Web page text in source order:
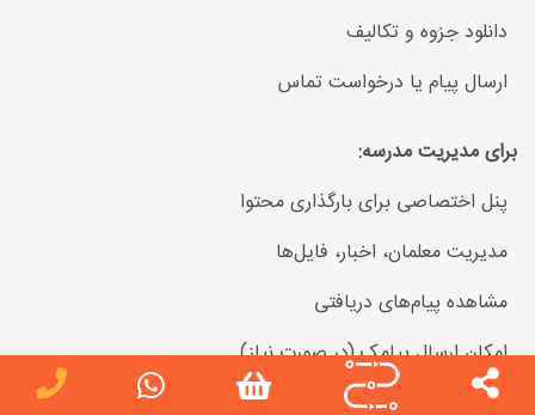
دانلود جزوه و تکالیف
ارسال پیام یا درخواست تماس
برای مدیریت مدرسه:
پنل اختصاصی برای بارگذاری محتوا
مدیریت معلمان، اخبار، فایل‌ها
مشاهده پیام‌های دریافتی
امکان ارسال پیامک (در صورت نیاز)